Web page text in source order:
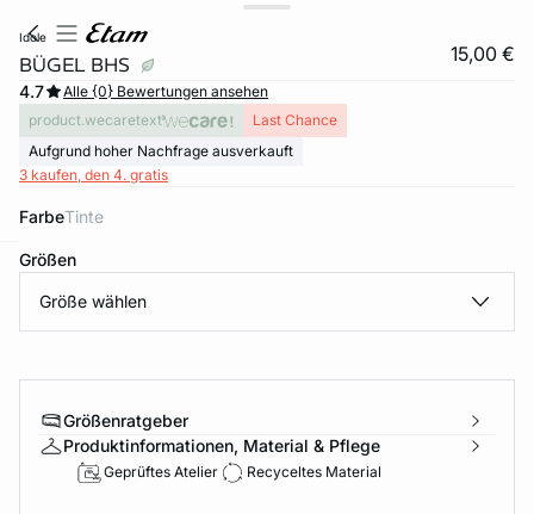
idole
BÜGEL BHS 15,00 €
4.7
Alle {0} Bewertungen ansehen
product.wecaretext
Last Chance
Aufgrund hoher Nachfrage ausverkauft
3 kaufen, den 4. gratis
Farbe tinte
Größen
Größe wählen
Größenratgeber
Produktinformationen, Material & Pflege
Geprüftes Atelier Recyceltes Material